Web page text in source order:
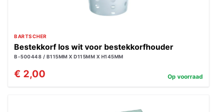
BARTSCHER
Bestekkorf los wit voor bestekkorfhouder
B-500448 / B115MM X D115MM X H145MM
€ 2,00 Op voorraad